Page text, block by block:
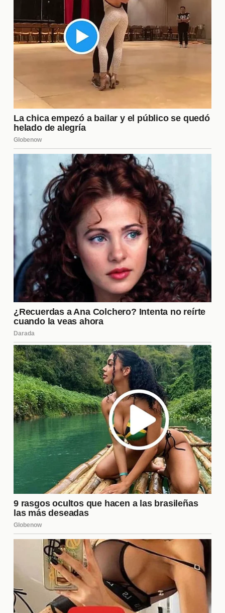
haciendo que cada escena sea memorable.
Recepción del Público
Desde su estreno, la película ha recibido una cálida
acogida por parte del público. Las salas de cine se
llenaron rápidamente, y las críticas positivas se
multiplicaron en redes sociales y plataformas de
cine. Esta respuesta entusiasta no solo se debe a la
historia conmovedora, sino también a la conexión
emocional que muchos espectadores sienten con
los personajes y sus vivencias.
Premios y Reconocimientos
A lo largo de su trayectoria, la película ha sido
nominada y ha ganado varios premios en festivales
de cine internacionales. Estos reconocimientos
destacan no solo la calidad de la producción, sino
también el impacto que ha tenido en la audiencia.
Algunos de los premios más destacados incluyen:
Mejor Película en el Festival Internacional de
Cine.
Mejor Actor en los Premios de la Crítica.
Mejor Banda Sonora Original en el Festival de
Música de Cine.
El Legado de la Película
Con el paso del tiempo, esta película ha logrado
establecerse como un referente en el cine
contemporáneo. Su capacidad para tocar temas
universales y su representación de emociones
humanas han hecho que se mantenga relevante.
No solo ha inspirado a nuevas generaciones de
cineastas, sino que también ha dejado una huella
en el corazón de quienes la han visto,
convirtiéndose en un clásico que se recomienda
una y otra vez.
¿Cuál es el mensaje principal de
la película?
El mensaje central de la película gira en torno a la
importancia de lasrelaciones humanas
y cómo